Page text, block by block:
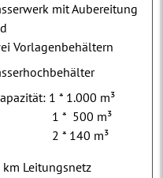
mit Aubereitung
Vorlagenbehältern
1 * 1.000 m³
* 500 m³
* 140 m³
km Leitungsnetz